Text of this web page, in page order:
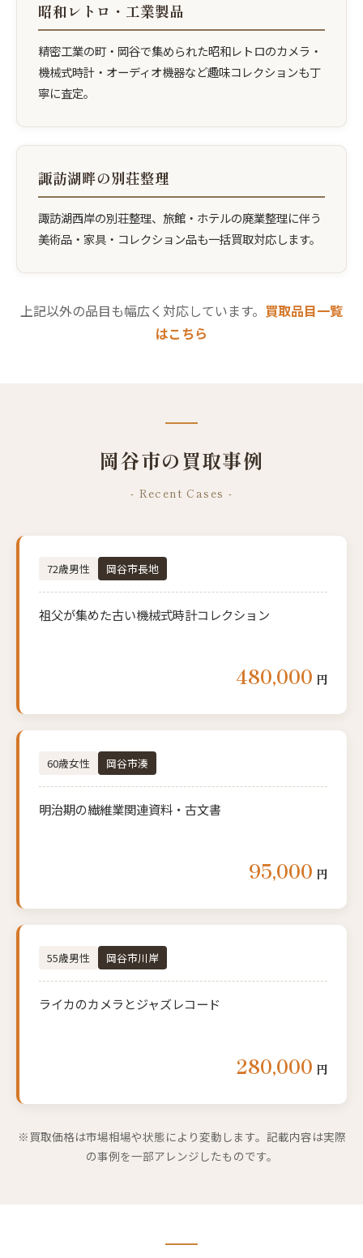
昭和レトロ・工業製品
精密工業の町・岡谷で集められた昭和レトロのカメラ・
機械式時計・オーディオ機器など趣味コレクションも丁
寧に査定。
諏訪湖畔の別荘整理
諏訪湖西岸の別荘整理、旅館・ホテルの廃業整理に伴う
美術品・家具・コレクション品も一括買取対応します。
上記以外の品目も幅広く対応しています。 買取品目一覧
はこちら
岡谷市の買取事例
- Recent Cases -
72歳男性 岡谷市長地
祖父が集めた古い機械式時計コレクション
480,000 円
60歳女性 岡谷市湊
明治期の繊維業関連資料・古文書
95,000 円
55歳男性 岡谷市川岸
ライカのカメラとジャズレコード
280,000 円
※買取価格は市場相場や状態により変動します。記載内容は実際
の事例を一部アレンジしたものです。